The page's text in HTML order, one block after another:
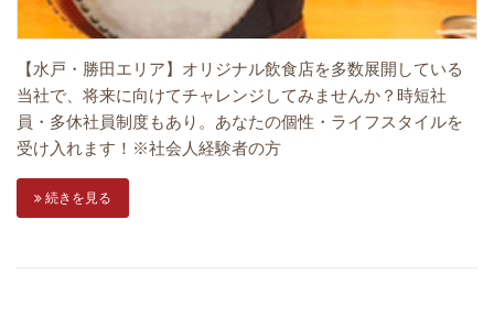
【水戸・勝田エリア】オリジナル飲食店を多数展開している
当社で、将来に向けてチャレンジしてみませんか？時短社
員・多休社員制度もあり。あなたの個性・ライフスタイルを
受け入れます！※社会人経験者の方
続きを見る